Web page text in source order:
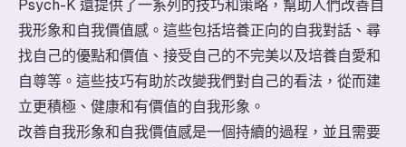
Psych-K 還提供了一系列的技巧和策略，幫助人們改善自
我形象和自我價值感。這些包括培養正向的自我對話、尋
找自己的優點和價值、接受自己的不完美以及培養自愛和
自尊等。這些技巧有助於改變我們對自己的看法，從而建
立更積極、健康和有價值的自我形象。
改善自我形象和自我價值感是一個持續的過程，並且需要